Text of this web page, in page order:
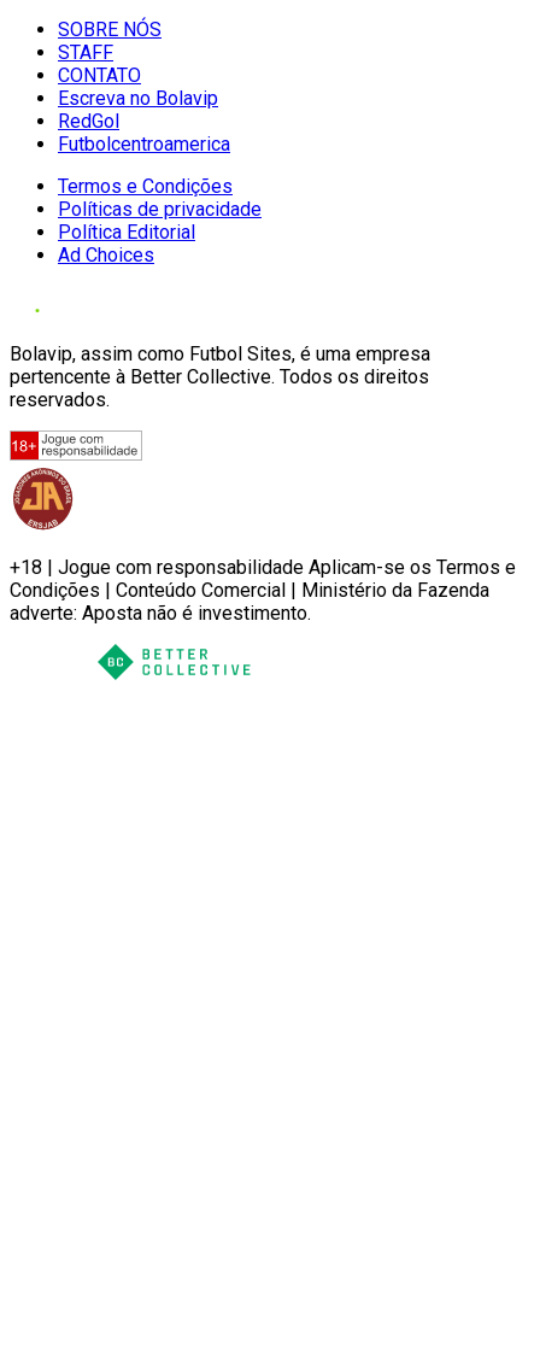
SOBRE NÓS
STAFF
CONTATO
Escreva no Bolavip
RedGol
Futbolcentroamerica
Termos e Condições
Políticas de privacidade
Política Editorial
Ad Choices
Bolavip, assim como Futbol Sites, é uma empresa
pertencente à Better Collective. Todos os direitos
reservados.
+18 | Jogue com responsabilidade Aplicam-se os Termos e
Condições | Conteúdo Comercial | Ministério da Fazenda
adverte: Aposta não é investimento.